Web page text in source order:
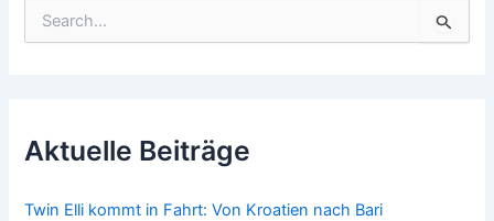
n
a
h
Aktuelle Beiträge
Twin Elli kommt in Fahrt: Von Kroatien nach Bari